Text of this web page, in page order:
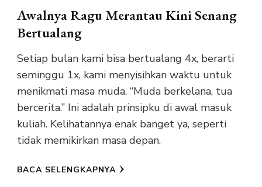
Awalnya Ragu Merantau Kini Senang
Bertualang
Setiap bulan kami bisa bertualang 4x, berarti
seminggu 1x, kami menyisihkan waktu untuk
menikmati masa muda. “Muda berkelana, tua
bercerita.” Ini adalah prinsipku di awal masuk
kuliah. Kelihatannya enak banget ya, seperti
tidak memikirkan masa depan.
BACA SELENGKAPNYA